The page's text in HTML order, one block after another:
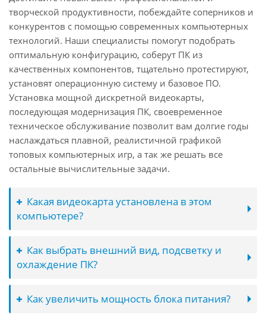
творческой продуктивности, побеждайте соперников и
конкурентов с помощью современных компьютерных
технологий. Наши специалисты помогут подобрать
оптимальную конфигурацию, соберут ПК из
качественных компонентов, тщательно протестируют,
установят операционную систему и базовое ПО.
Установка мощной дискретной видеокарты,
последующая модернизация ПК, своевременное
техническое обслуживание позволит вам долгие годы
наслаждаться плавной, реалистичной графикой
топовых компьютерных игр, а так же решать все
остальные вычислительные задачи.
Какая видеокарта установлена в этом
компьютере?
Как выбрать внешний вид, подсветку и
охлаждение ПК?
Как увеличить мощность блока питания?